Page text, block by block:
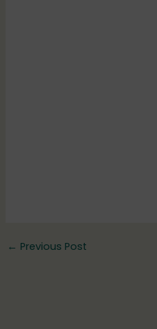
← Previous Post